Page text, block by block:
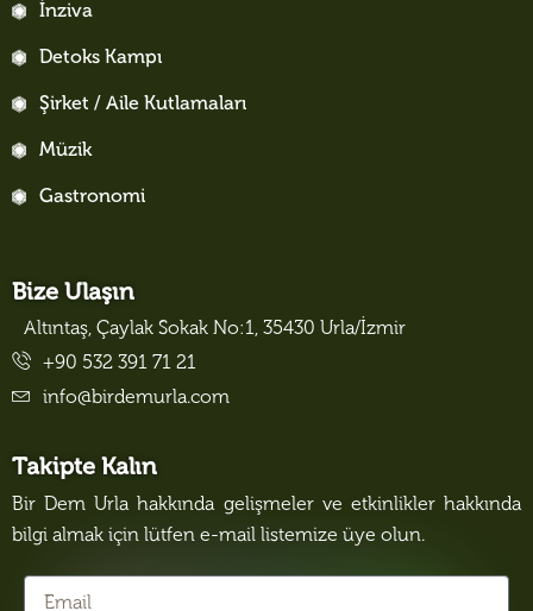
İnziva
Detoks Kampı
Şirket / Aile Kutlamaları
Müzik
Gastronomi
Bize Ulaşın
Altıntaş, Çaylak Sokak No:1, 35430 Urla/İzmir
+90 532 391 71 21
info@birdemurla.com
Takipte Kalın
Bir Dem Urla hakkında gelişmeler ve etkinlikler hakkında
bilgi almak için lütfen e-mail listemize üye olun.